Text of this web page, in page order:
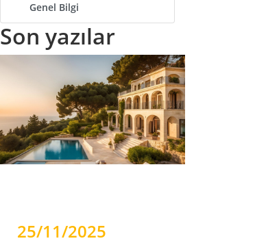
Genel Bilgi
Son yazılar
25/11/2025